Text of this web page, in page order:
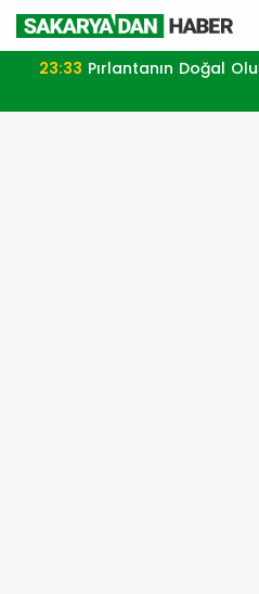
23:33 Pırlantanın Doğal